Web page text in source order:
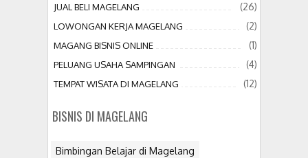
JUAL BELI MAGELANG (26)
LOWONGAN KERJA MAGELANG (2)
MAGANG BISNIS ONLINE (1)
PELUANG USAHA SAMPINGAN (4)
TEMPAT WISATA DI MAGELANG (12)
BISNIS DI MAGELANG
Bimbingan Belajar di Magelang